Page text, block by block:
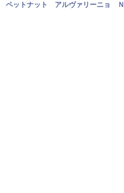
ペットナット アルヴァリーニョ Ｎ